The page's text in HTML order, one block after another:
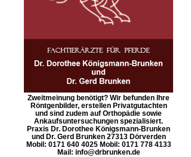
Zweitmeinung benötigt? Wir befunden Ihre
Röntgenbilder, erstellen Privatgutachten
und sind zudem auf Orthopädie sowie
Ankaufsuntersuchungen spezialisiert.
Praxis Dr. Dorothee Königsmann-Brunken
und Dr. Gerd Brunken 27313 Dörverden
Mobil: 0171 640 4025 Mobil: 0171 778 4133
Mail: info@drbrunken.de